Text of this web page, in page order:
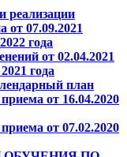
реализации
от 07.09.2021
года
от 02.04.2021
года
план
от 16.04.2020
от 07.02.2020